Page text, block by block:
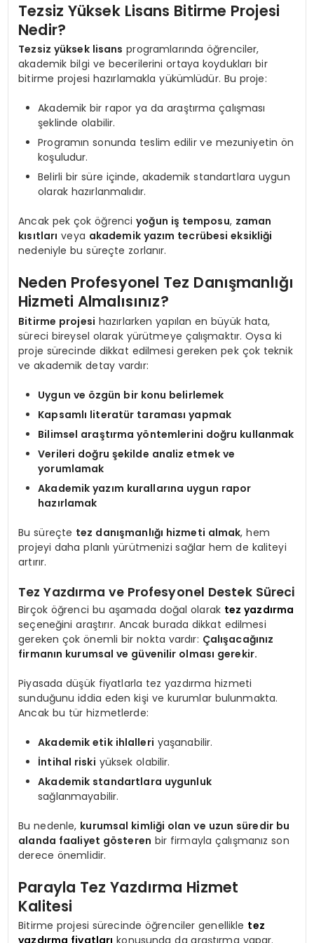
Tezsiz Yüksek Lisans Bitirme Projesi
Nedir?
Tezsiz yüksek lisans programlarında öğrenciler,
akademik bilgi ve becerilerini ortaya koydukları bir
bitirme projesi hazırlamakla yükümlüdür. Bu proje:
Akademik bir rapor ya da araştırma çalışması
şeklinde olabilir.
Programın sonunda teslim edilir ve mezuniyetin ön
koşuludur.
Belirli bir süre içinde, akademik standartlara uygun
olarak hazırlanmalıdır.
Ancak pek çok öğrenciyoğun iş temposu, zaman
kısıtları veya akademik yazım tecrübesi eksikliği
nedeniyle bu süreçte zorlanır.
Neden Profesyonel Tez Danışmanlığı
Hizmeti Almalısınız?
Bitirme projesi hazırlarken yapılan en büyük hata,
süreci bireysel olarak yürütmeye çalışmaktır. Oysa ki
proje sürecinde dikkat edilmesi gereken pek çok teknik
ve akademik detay vardır:
Uygun ve özgün bir konu belirlemek
Kapsamlı literatür taraması yapmak
Bilimsel araştırma yöntemlerini doğru kullanmak
Verileri doğru şekilde analiz etmek ve
yorumlamak
Akademik yazım kurallarına uygun rapor
hazırlamak
Bu süreçte tez danışmanlığı hizmeti almak, hem
projeyi daha planlı yürütmenizi sağlar hem de kaliteyi
artırır.
Tez Yazdırma ve Profesyonel Destek Süreci
Birçok öğrenci bu aşamada doğal olarak tez yazdırma
seçeneğini araştırır. Ancak burada dikkat edilmesi
gereken çok önemli bir nokta vardır: Çalışacağınız
firmanın kurumsal ve güvenilir olması gerekir.
Piyasada düşük fiyatlarla tez yazdırma hizmeti
sunduğunu iddia eden kişi ve kurumlar bulunmakta.
Ancak bu tür hizmetlerde:
Akademik etik ihlalleri yaşanabilir.
İntihal riski yüksek olabilir.
Akademik standartlara uygunluk
sağlanmayabilir.
Bu nedenle, kurumsal kimliği olan ve uzun süredir bu
alanda faaliyet gösteren bir firmayla çalışmanız son
derece önemlidir.
Parayla Tez Yazdırma Hizmet
Kalitesi
Bitirme projesi sürecinde öğrenciler genellikle tez
yazdırma fiyatları konusunda da araştırma yapar.